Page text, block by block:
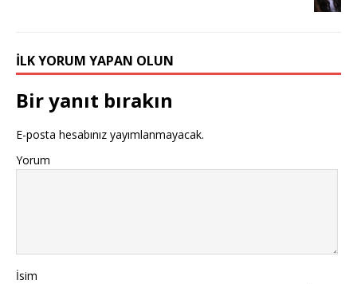
İLK YORUM YAPAN OLUN
Bir yanıt bırakın
E-posta hesabınız yayımlanmayacak.
Yorum
İsim